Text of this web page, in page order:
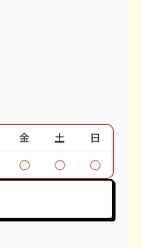
¥39,600
金 土
日
○ ○ ○